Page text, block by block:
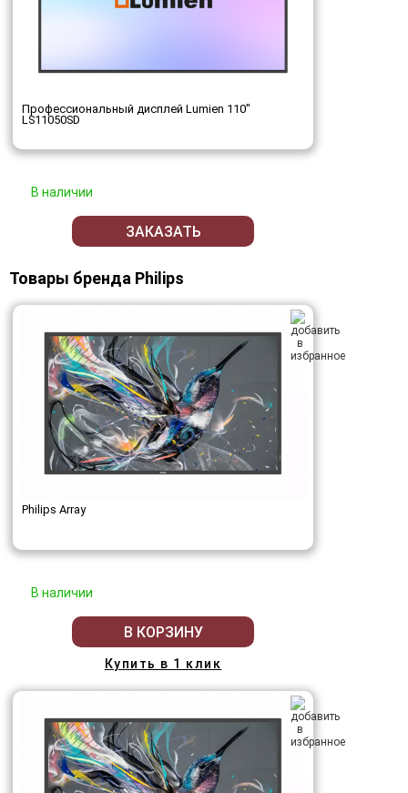
Профессиональный дисплей Lumien 110"
LS11050SD
В наличии
ЗАКАЗАТЬ
Товары бренда Philips
Philips Array
В наличии
В КОРЗИНУ
Купить в 1 клик